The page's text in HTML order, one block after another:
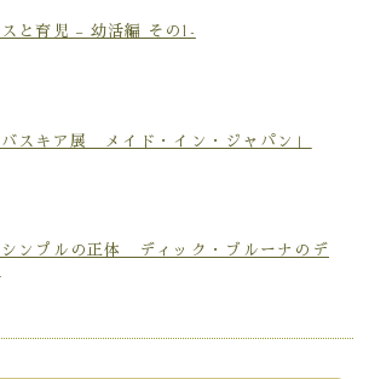
と育児 – 幼活編 その1-
スキア展 メイド・イン・ジャパン」
ンプルの正体 ディック・ブルーナのデ